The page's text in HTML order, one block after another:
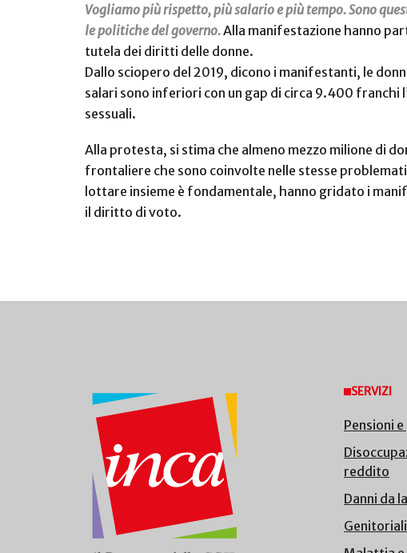
Vogliamo più rispetto, più salario e più tempo. Sono
le politiche del governo.Alla manifestazione hanno
tutela dei diritti delle donne.
Dallo sciopero del 2019, dicono i manifestanti, le
salari sono inferiori con un gap di circa 9.400 franchi
sessuali.
Alla protesta, si stima che almeno mezzo milione di
frontaliere che sono coinvolte nelle stesse
lottare insieme è fondamentale, hanno gridato i
il diritto di voto.
SERVIZI
Pensioni
reddito
Danni da